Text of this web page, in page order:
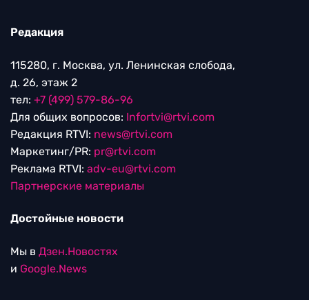
Редакция
115280, г. Москва, ул. Ленинская слобода,
д. 26, этаж 2
тел: +7 (499) 579-86-96
Для общих вопросов: Infortvi@rtvi.com
Редакция RTVI: news@rtvi.com
Маркетинг/PR: pr@rtvi.com
Реклама RTVI: adv-eu@rtvi.com
Партнерские материалы
Достойные новости
Мы в Дзен.Новостях
и Google.News